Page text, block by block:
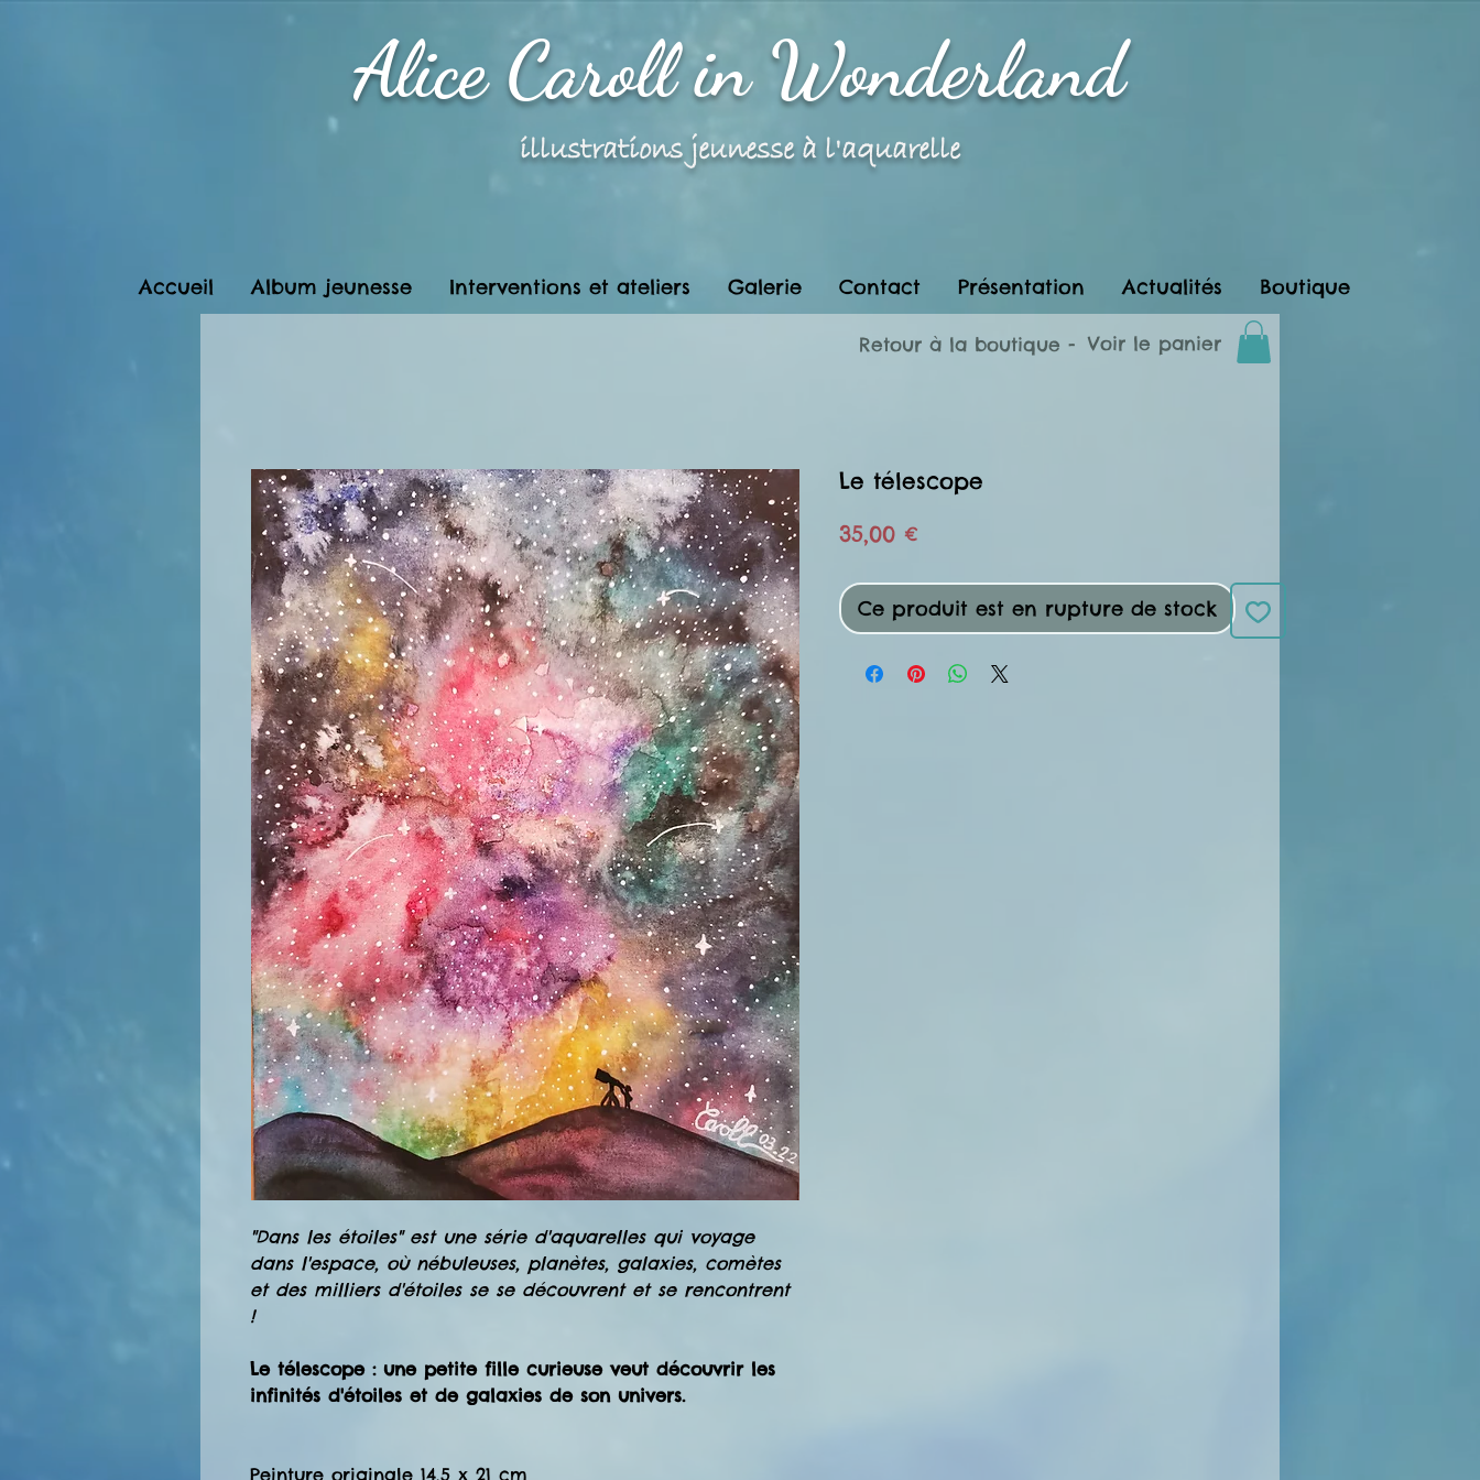
Alice Caroll in Wonderland
illustrations jeunesse à l'aquarelle
Accueil Album jeunesse Interventions et ateliers Galerie Contact Présentation Actualités Boutique
"Dans les étoiles" est une série d'aquarelles qui voyage
dans l'espace, où nébuleuses, planètes, galaxies, comètes
et des milliers d'étoiles se se découvrent et se rencontrent
!
Le télescope : une petite fille curieuse veut découvrir les
infinités d'étoiles et de galaxies de son univers.
Peinture originale 14,5 x 21 cm
Le télescope
35,00 €
Ce produit est en rupture de stock
Retour à la boutique - Voir le panier